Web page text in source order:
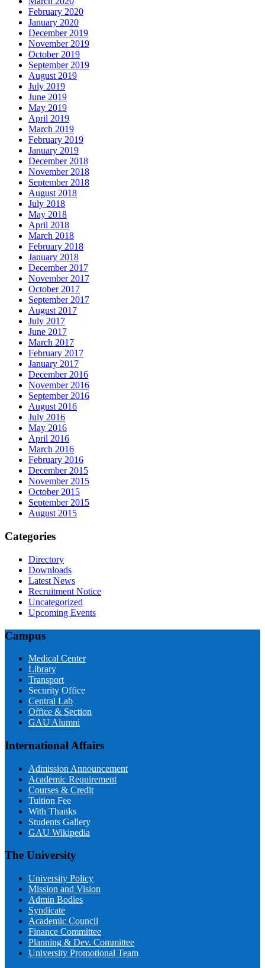
February 2020
January 2020
December 2019
November 2019
October 2019
September 2019
August 2019
July 2019
June 2019
May 2019
April 2019
March 2019
February 2019
January 2019
December 2018
November 2018
September 2018
August 2018
July 2018
May 2018
April 2018
March 2018
February 2018
January 2018
December 2017
November 2017
October 2017
September 2017
August 2017
July 2017
June 2017
March 2017
February 2017
January 2017
December 2016
November 2016
September 2016
August 2016
July 2016
May 2016
April 2016
March 2016
February 2016
December 2015
November 2015
October 2015
September 2015
August 2015
Categories
Directory
Downloads
Latest News
Recruitment Notice
Uncategorized
Upcoming Events
Campus
Medical Center
Library
Transport
Security Office
Central Lab
Office & Section
GAU Alumni
International Affairs
Admission Announcement
Academic Requirement
Courses & Credit
Tuition Fee
With Thanks
Students Gallery
GAU Wikipedia
The University
University Policy
Mission and Vision
Admin Bodies
Syndicate
Academic Council
Finance Committee
Planning & Dev. Committee
University Promotional Team